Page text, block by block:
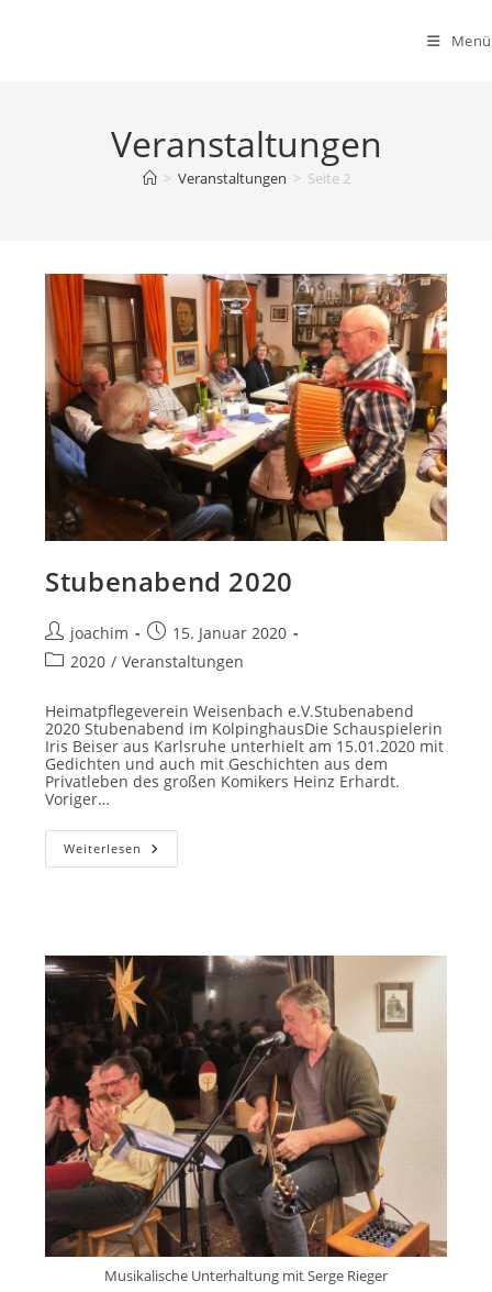
Menü
Veranstaltungen
> Veranstaltungen > Seite 2
Stubenabend 2020
Beitrags-
Autor:
joachim
Beitrag
veröffentlicht:
15. Januar 2020
Beitrags-
2020 / Veranstaltungen
Heimatpflegeverein Weisenbach e.V.Stubenabend
2020 Stubenabend im KolpinghausDie Schauspielerin
Iris Beiser aus Karlsruhe unterhielt am 15.01.2020 mit
Gedichten und auch mit Geschichten aus dem
Privatleben des großen Komikers Heinz Erhardt.
Voriger…
Weiterlesen Stubenabend
2020
Musikalische Unterhaltung mit Serge Rieger